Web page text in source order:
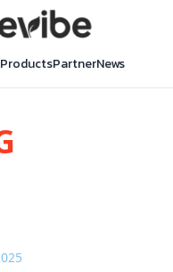
ProductsPartnerNews